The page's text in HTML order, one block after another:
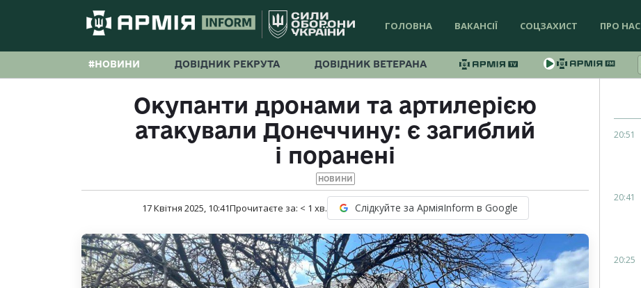
ГОЛОВНА ВАКАНСІЇ СОЦЗАХИСТ ПРО НАС
#НОВИНИ ДОВІДНИК РЕКРУТА ДОВІДНИК ВЕТЕРАНА
Окупанти дронами та артилерією
атакували Донеччину: є загиблий
і поранені
НОВИНИ
17 Квітня 2025, 10:41Прочитаєте за: < 1 хв. Слідкуйте за АрміяInform в Google
20:51
20:41
20:25